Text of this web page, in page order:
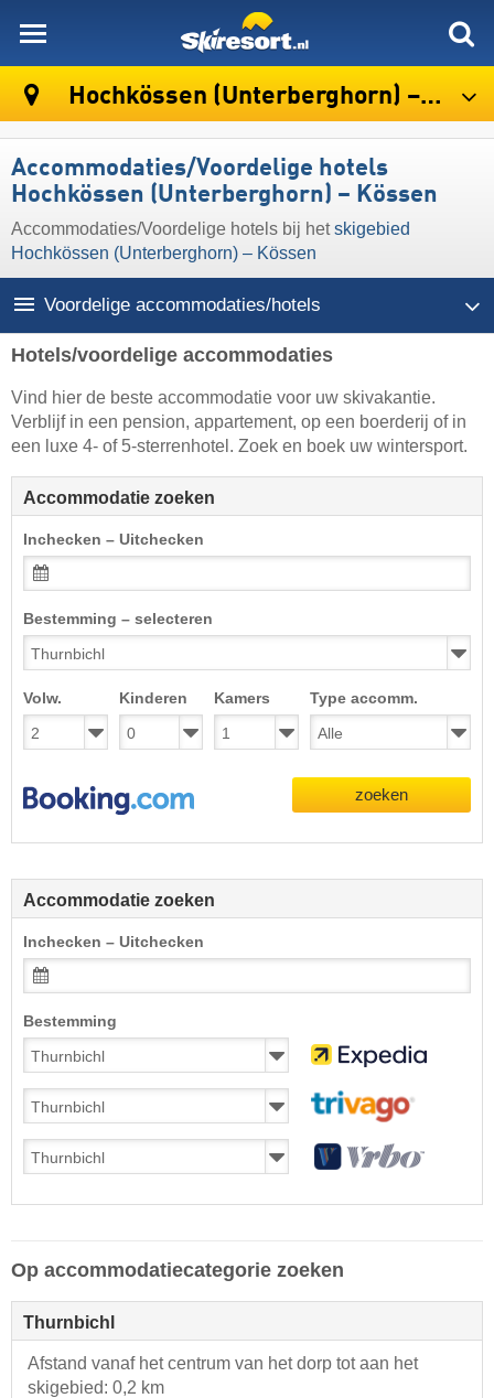
Hochkössen (Unterberghorn) – Kössen
Accommodaties/Voordelige hotels
Hochkössen (Unterberghorn) – Kössen
Accommodaties/Voordelige hotels bij hetskigebied
Hochkössen (Unterberghorn) – Kössen
Voordelige accommodaties/hotels
Hotels/voordelige accommodaties
Vind hier de beste accommodatie voor uw skivakantie.
Verblijf in een pension, appartement, op een boerderij of in
een luxe 4- of 5-sterrenhotel. Zoek en boek uw wintersport.
Accommodatie zoeken
Inchecken – Uitchecken
Bestemming – selecteren
Volw. Kinderen Kamers Type accomm.
zoeken
Accommodatie zoeken
Inchecken – Uitchecken
Bestemming
Op accommodatiecategorie zoeken
Thurnbichl
Afstand vanaf het centrum van het dorp tot aan het
skigebied: 0,2 km